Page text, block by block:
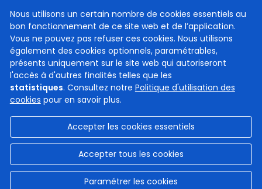
Nous utilisons un certain nombre de cookies essentiels au
bon fonctionnement de ce site web et de l’application.
Vous ne pouvez pas refuser ces cookies. Nous utilisons
également des cookies optionnels, paramétrables,
présents uniquement sur le site web qui autoriseront
l'accès à d'autres finalités telles que les
statistiques. Consultez notre Politique d'utilisation des
cookies pour en savoir plus.
Accepter les cookies essentiels
Accepter tous les cookies
Paramétrer les cookies
Just-on-web
e-Deposit
Compétence territoriale
© Cours et tribunaux de Belgique
Confidentialité
Gestion des cookies
Accessibilité